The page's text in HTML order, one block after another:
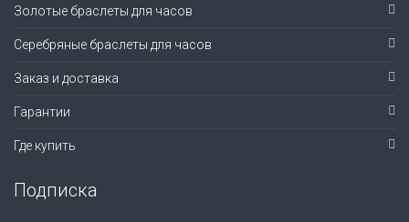
Золотые браслеты для часов
Серебряные браслеты для часов
Заказ и доставка
Гарантии
Где купить
Подписка